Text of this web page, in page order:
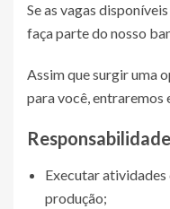
Se as vagas
faça parte do nosso
Assim que surgir uma
para você, entraremos
Executar atividades
produção;